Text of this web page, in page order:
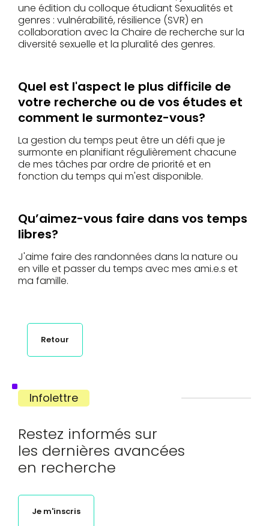
une édition du colloque étudiant Sexualités et
genres : vulnérabilité, résilience (SVR) en
collaboration avec la Chaire de recherche sur la
diversité sexuelle et la pluralité des genres.
Quel est l'aspect le plus difficile de
votre recherche ou de vos études et
comment le surmontez-vous?
La gestion du temps peut être un défi que je
surmonte en planifiant régulièrement chacune
de mes tâches par ordre de priorité et en
fonction du temps qui m'est disponible.
Qu’aimez-vous faire dans vos temps
libres?
J'aime faire des randonnées dans la nature ou
en ville et passer du temps avec mes ami.e.s et
ma famille.
Retour
Infolettre
Restez informés sur
les dernières avancées
en recherche
Je m'inscris